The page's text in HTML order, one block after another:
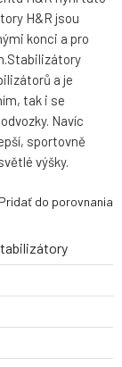
H&R jsou
konci a pro
a je
tak i se
Navíc
sportovně
výšky.
Pridať do porovnania